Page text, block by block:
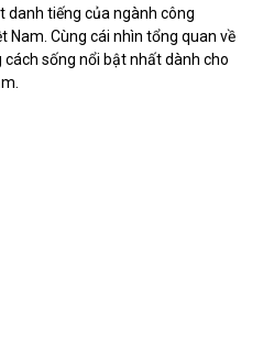
danh tiếng của ngành công
Nam. Cùng cái nhìn tổng quan về
sống nổi bật nhất dành cho